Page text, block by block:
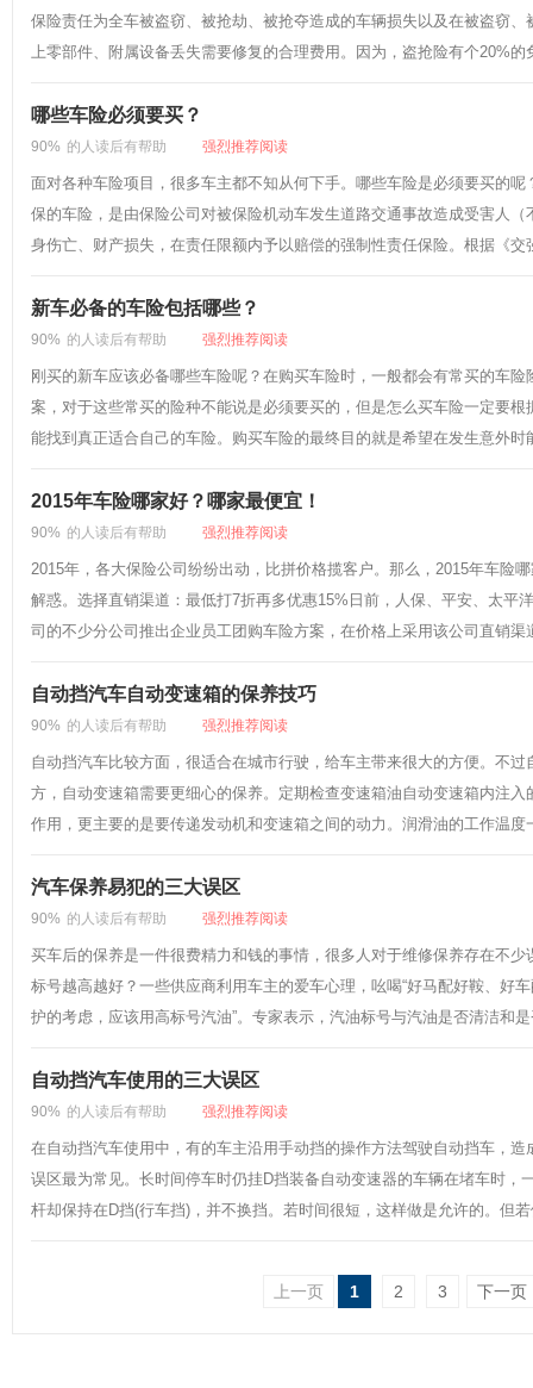
保险责任为全车被盗窃、被抢劫、被抢夺造成的车辆损失以及在被盗窃
上零部件、附属设备丢失需要修复的合理费用。因为，盗抢险有个20%
哪些车险必须要买？
90% 的人读后有帮助 强烈推荐阅读
面对各种车险项目，很多车主都不知从何下手。哪些车险是必须要买的
保的车险，是由保险公司对被保险机动车发生道路交通事故造成受害人
身伤亡、财产损失，在责任限额内予以赔偿的强制性责任保险。根据《
新车必备的车险包括哪些？
90% 的人读后有帮助 强烈推荐阅读
刚买的新车应该必备哪些车险呢？在购买车险时，一般都会有常买的车
案，对于这些常买的险种不能说是必须要买的，但是怎么买车险一定要
能找到真正适合自己的车险。购买车险的最终目的就是希望在发生意外
2015年车险哪家好？哪家最便宜！
90% 的人读后有帮助 强烈推荐阅读
2015年，各大保险公司纷纷出动，比拼价格揽客户。那么，2015年车险
解惑。选择直销渠道：最低打7折再多优惠15%日前，人保、平安、太平
司的不少分公司推出企业员工团购车险方案，在价格上采用该公司直销
自动挡汽车自动变速箱的保养技巧
90% 的人读后有帮助 强烈推荐阅读
自动挡汽车比较方面，很适合在城市行驶，给车主带来很大的方便。不
方，自动变速箱需要更细心的保养。定期检查变速箱油自动变速箱内注
作用，更主要的是要传递发动机和变速箱之间的动力。润滑油的工作温
汽车保养易犯的三大误区
90% 的人读后有帮助 强烈推荐阅读
买车后的保养是一件很费精力和钱的事情，很多人对于维修保养存在不
标号越高越好？一些供应商利用车主的爱车心理，吆喝“好马配好鞍、好
护的考虑，应该用高标号汽油”。专家表示，汽油标号与汽油是否清洁和
自动挡汽车使用的三大误区
90% 的人读后有帮助 强烈推荐阅读
在自动挡汽车使用中，有的车主沿用手动挡的操作方法驾驶自动挡车，
误区最为常见。长时间停车时仍挂D挡装备自动变速器的车辆在堵车时，
杆却保持在D挡(行车挡)，并不换挡。若时间很短，这样做是允许的。但
上一页 1 2 3 下一页